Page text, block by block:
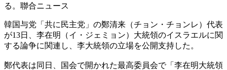
る。聯合ニュース
韓国与党「共に民主党」の鄭清来（チョン・チョンレ）代表
が13日、李在明（イ・ジェミョン）大統領のイスラエルに関
する論争に関連し、李大統領の立場を公開支持した。
鄭代表は同日、国会で開かれた最高委員会で「李在明大統領